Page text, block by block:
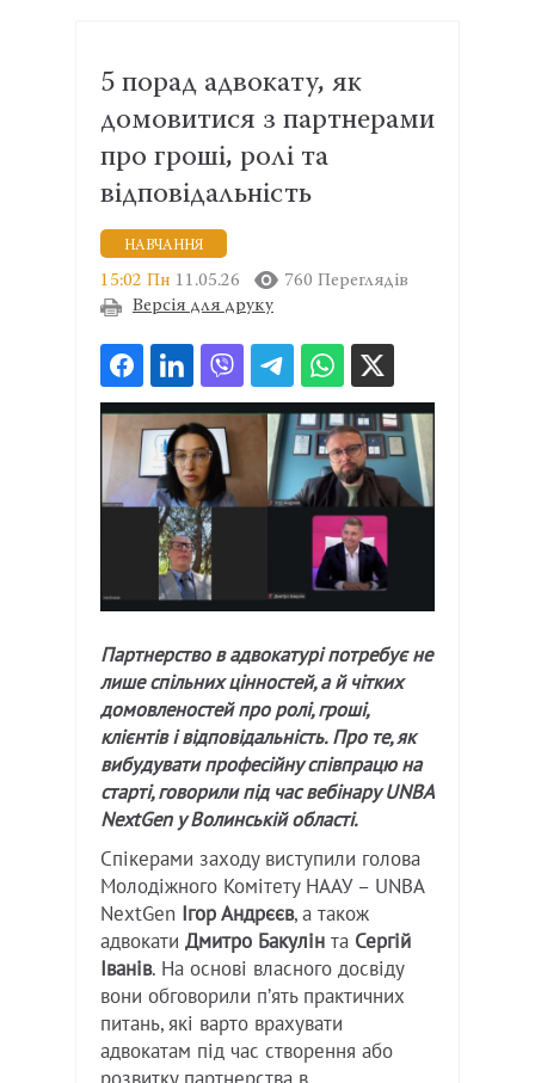
5 порад адвокату, як
домовитися з партнерами
про гроші, ролі та
відповідальність
НАВЧАННЯ
15:02 Пн 11.05.26
760 Переглядів
Версія для друку
Партнерство в адвокатурі потребує не
лише спільних цінностей, а й чітких
домовленостей про ролі, гроші,
клієнтів і відповідальність. Про те, як
вибудувати професійну співпрацю на
старті, говорили під час вебінару UNBA
NextGen у Волинській області.
Спікерами заходу виступили голова
Молодіжного Комітету НААУ – UNBA
NextGen Ігор Андрєєв, а також
адвокати Дмитро Бакулін та Сергій
Іванів. На основі власного досвіду
вони обговорили пʼять практичних
питань, які варто врахувати
адвокатам під час створення або